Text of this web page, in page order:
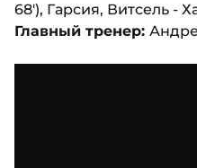
68'), Гарсия, Витсель -
Главный тренер: